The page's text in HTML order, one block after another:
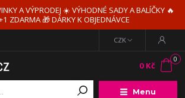
A VÝPRODEJ ☀️ VÝHODNÉ SADY A BALÍČKY 🔥
ZDARMA 🎁 DÁRKY K OBJEDNÁVCE
Menu
CZK
0
0 Kč